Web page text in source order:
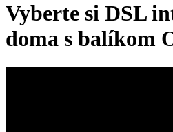
Vyberte si DSL
doma s balíkom